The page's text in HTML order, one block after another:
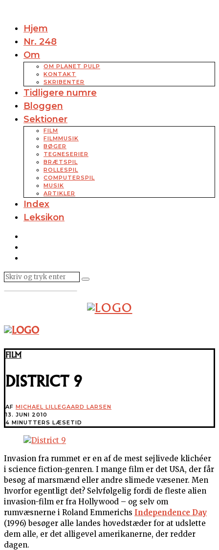
Hjem
Nr. 248
Om
OM PLANET PULP
KONTAKT
SKRIBENTER
Tidligere numre
Bloggen
Sektioner
FILM
FILMMUSIK
BØGER
TEGNESERIER
BRÆTSPIL
ROLLESPIL
COMPUTERSPIL
MUSIK
ARTIKLER
Index
Leksikon
FILM
DISTRICT 9
AF MICHAEL LILLEGAARD LARSEN
13. JUNI 2010
4 MINUTTERS LÆSETID
Invasion fra rummet er en af de mest sejlivede klichéer
i science fiction-genren. I mange film er det USA, der får
besøg af marsmænd eller andre slimede væsener. Men
hvorfor egentligt det? Selvfølgelig fordi de fleste alien
invasion-film er fra Hollywood – og selv om
rumvæsnerne i Roland Emmerichs Independence Day
(1996) besøger alle landes hovedstæder for at udslette
dem alle, er det alligevel amerikanerne, der redder
dagen.